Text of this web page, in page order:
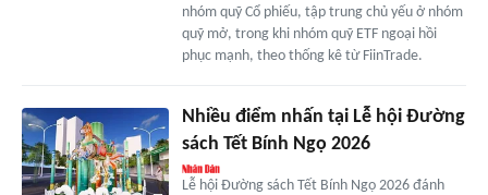
nhóm quỹ Cổ phiếu, tập trung chủ yếu ở nhóm
quỹ mở, trong khi nhóm quỹ ETF ngoại hồi
phục mạnh, theo thống kê từ FiinTrade.
Nhiều điểm nhấn tại Lễ hội Đường
sách Tết Bính Ngọ 2026
Lễ hội Đường sách Tết Bính Ngọ 2026 đánh